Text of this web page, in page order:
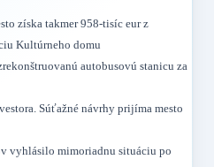
získa takmer 958-tisíc eur z
Kultúrneho domu
autobusovú stanicu za
Súťažné návrhy prijíma mesto
vyhlásilo mimoriadnu situáciu po